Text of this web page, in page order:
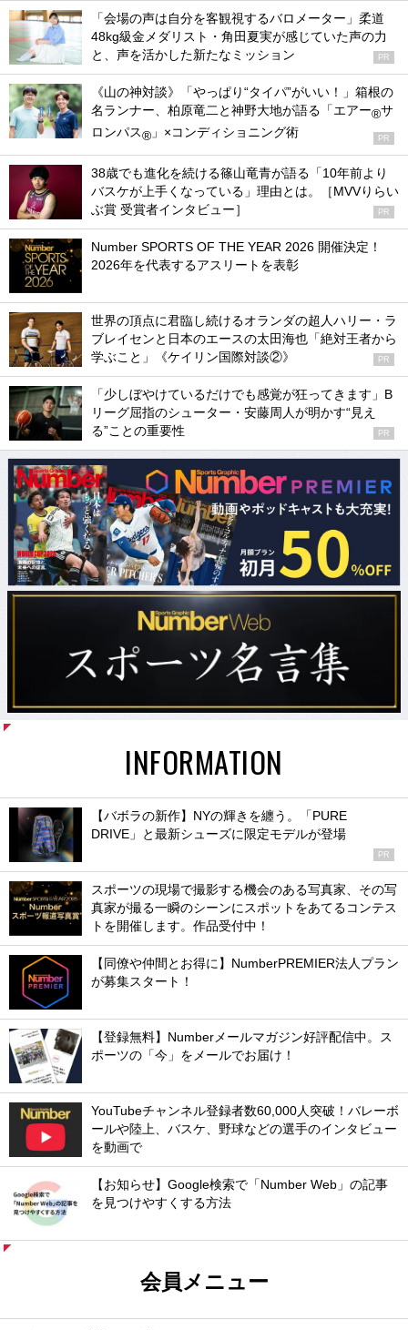
「会場の声は自分を客観視するバロメーター」柔道
48kg級金メダリスト・角田夏実が感じていた声の力
と、声を活かした新たなミッション
PR
《山の神対談》「やっぱり“タイパ”がいい！」箱根の
名ランナー、柏原竜二と神野大地が語る「エアー®サ
ロンパス® 」×コンディショニング術 PR
38歳でも進化を続ける篠山竜青が語る「10年前より
バスケが上手くなっている」理由とは。［MVVりらい
ぶ賞 受賞者インタビュー］
PR
Number SPORTS OF THE YEAR 2026 開催決定！
2026年を代表するアスリートを表彰
世界の頂点に君臨し続けるオランダの超人ハリー・ラ
ブレイセンと日本のエースの太田海也「絶対王者から
学ぶこと」《ケイリン国際対談②》
PR
「少しぼやけているだけでも感覚が狂ってきます」B
リーグ屈指のシューター・安藤周人が明かす“見え
る”ことの重要性
PR
INFORMATION
【バボラの新作】NYの輝きを纏う。「PURE
DRIVE」と最新シューズに限定モデルが登場
PR
スポーツの現場で撮影する機会のある写真家、その写
真家が撮る一瞬のシーンにスポットをあてるコンテス
トを開催します。作品受付中！
【同僚や仲間とお得に】NumberPREMIER法人プラン
が募集スタート！
【登録無料】Numberメールマガジン好評配信中。ス
ポーツの「今」をメールでお届け！
YouTubeチャンネル登録者数60,000人突破！バレーボ
ールや陸上、バスケ、野球などの選手のインタビュー
を動画で
【お知らせ】Google検索で「Number Web」の記事
を見つけやすくする方法
会員メニュー